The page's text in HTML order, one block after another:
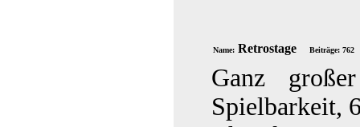
Name: Retrostage Beiträge: 762
Ganz
Spielbarkeit,